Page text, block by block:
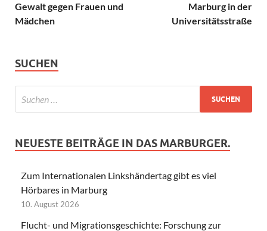
Gewalt gegen Frauen und
Mädchen
Marburg in der
Universitätsstraße
SUCHEN
NEUESTE BEITRÄGE IN DAS MARBURGER.
Zum Internationalen Linkshändertag gibt es viel
Hörbares in Marburg
10. August 2026
Flucht- und Migrationsgeschichte: Forschung zur